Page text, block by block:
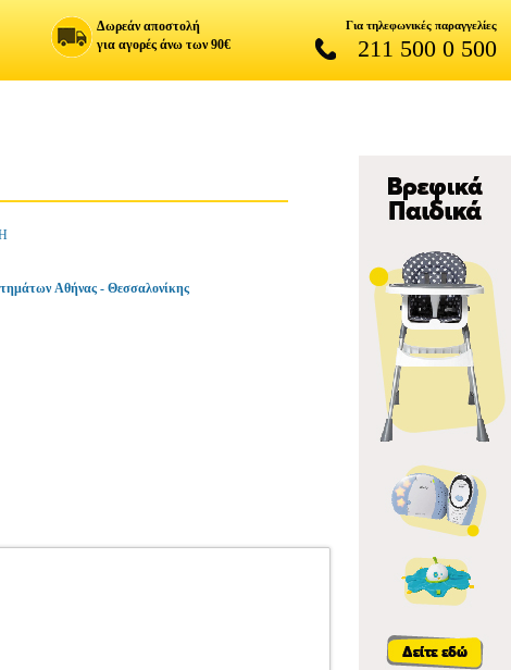
Δωρεάν αποστολή
για αγορές άνω των 90€
Για τηλεφωνικές παραγγελίες
211 500 0 500
Αθήνας - Θεσσαλονίκης